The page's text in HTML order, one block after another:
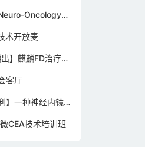
Oncology｜
——新型抑制剂靶
术开放麦
出】麒麟FD治疗颈
客厅
】一种神经内镜手
CEA技术培训班